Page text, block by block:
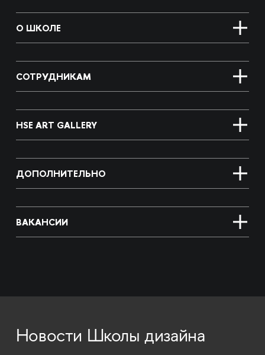
О ШКОЛЕ
СОТРУДНИКАМ
HSE ART GALLERY
ДОПОЛНИТЕЛЬНО
ВАКАНСИИ
Новости Школы дизайна